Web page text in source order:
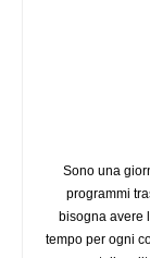
Sono una
programmi
bisogna avere
tempo per ogni